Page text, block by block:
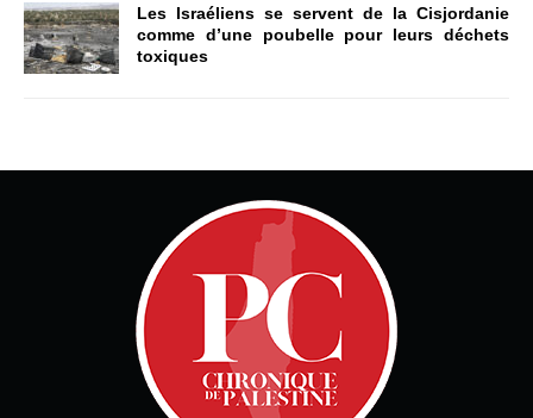
Les Israéliens se servent de la Cisjordanie
comme d’une poubelle pour leurs déchets
toxiques